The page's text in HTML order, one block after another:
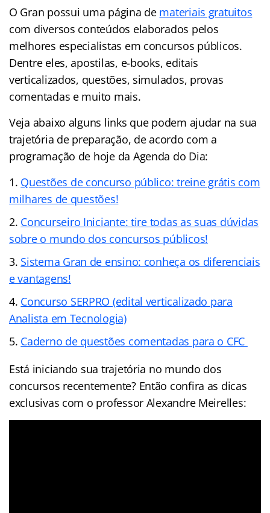
O Gran possui uma página de materiais gratuitos
com diversos conteúdos elaborados pelos
melhores especialistas em concursos públicos.
Dentre eles, apostilas, e-books, editais
verticalizados, questões, simulados, provas
comentadas e muito mais.
Veja abaixo alguns links que podem ajudar na sua
trajetória de preparação, de acordo com a
programação de hoje da Agenda do Dia:
Questões de concurso público: treine grátis com
milhares de questões!
Concurseiro Iniciante: tire todas as suas dúvidas
sobre o mundo dos concursos públicos!
Sistema Gran de ensino: conheça os diferenciais
e vantagens!
Concurso SERPRO (edital verticalizado para
Analista em Tecnologia)
Caderno de questões comentadas para o CFC
Está iniciando sua trajetória no mundo dos
concursos recentemente? Então confira as dicas
exclusivas com o professor Alexandre Meirelles: